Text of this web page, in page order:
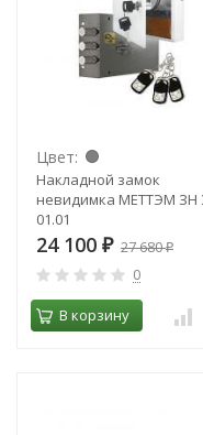
Цвет:
Накладной замок
невидимка МЕТТЭМ ЗН
01.01
24 100 ₽ 27 680₽
0
В корзину